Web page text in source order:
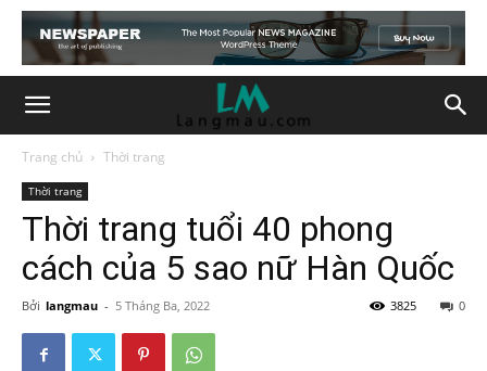
Trang chủ Thời trang
Thời trang
Thời trang tuổi 40 phong
cách của 5 sao nữ Hàn Quốc
Bởi langmau - 5 Tháng Ba, 2022 0
3825